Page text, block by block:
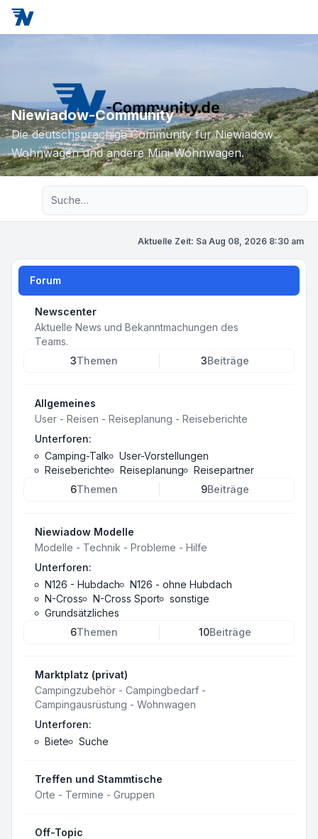
Niewiadow-Community
Die deutschsprachige Community für Niewiadow
Wohnwagen und andere Mini-Wohnwagen.
Aktuelle Zeit: Sa Aug 08, 2026 8:30 am
Forum
Newscenter
Aktuelle News und Bekanntmachungen des
Teams.
3Themen 3Beiträge
Allgemeines
User - Reisen - Reiseplanung - Reiseberichte
Unterforen:
Camping-Talk
User-Vorstellungen
Reiseberichte
Reiseplanung
Reisepartner
6Themen 9Beiträge
Niewiadow Modelle
Modelle - Technik - Probleme - Hilfe
Unterforen:
N126 - Hubdach
N126 - ohne Hubdach
N-Cross
N-Cross Sport
sonstige
Grundsätzliches
6Themen 10Beiträge
Marktplatz (privat)
Campingzubehör - Campingbedarf -
Campingausrüstung - Wohnwagen
Unterforen:
Biete
Suche
Treffen und Stammtische
Orte - Termine - Gruppen
Off-Topic